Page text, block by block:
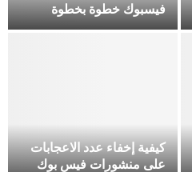
فيسبوك خطوة بخطوة
كيفية إخفاء عدد الاعجابات
على منشورات فيس بوك